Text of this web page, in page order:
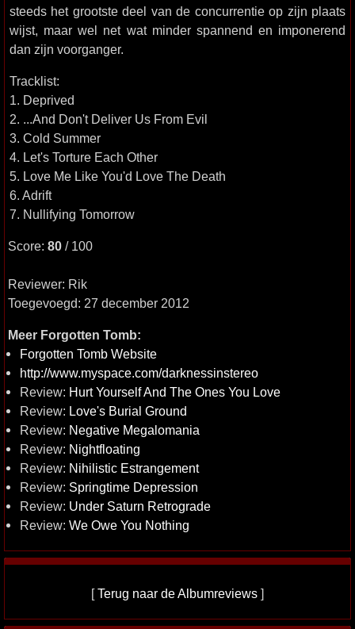
steeds het grootste deel van de concurrentie op zijn plaats
wijst, maar wel net wat minder spannend en imponerend
dan zijn voorganger.
Tracklist:
1. Deprived
2. ...And Don't Deliver Us From Evil
3. Cold Summer
4. Let's Torture Each Other
5. Love Me Like You'd Love The Death
6. Adrift
7. Nullifying Tomorrow
Score: 80 / 100
Reviewer: Rik
Toegevoegd: 27 december 2012
Meer Forgotten Tomb:
Forgotten Tomb Website
http://www.myspace.com/darknessinstereo
Review: Hurt Yourself And The Ones You Love
Review: Love's Burial Ground
Review: Negative Megalomania
Review: Nightfloating
Review: Nihilistic Estrangement
Review: Springtime Depression
Review: Under Saturn Retrograde
Review: We Owe You Nothing
[Terug naar de Albumreviews ]